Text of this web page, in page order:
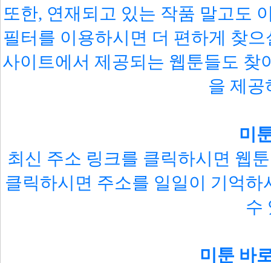
또한, 연재되고 있는 작품 말고도
필터를 이용하시면 더 편하게 찾
사이트에서 제공되는 웹툰들도 찾
을 제공
미
최신 주소 링크를 클릭하시면 웹
클릭하시면 주소를 일일이 기억
수
미툰 바